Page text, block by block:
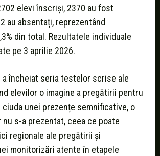
elevi înscriși, 2370 au fost
au absentați, reprezentând
din total. Rezultatele individuale
pe 3 aprilie 2026.
a încheiat seria testelor scrise ale
elevilor o imagine a pregătirii pentru
ciuda unei prezențe semnificative, o
nu s-a prezentat, ceea ce poate
regionale ale pregătirii și
monitorizări atente în etapele